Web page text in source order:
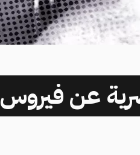
عن فيروس